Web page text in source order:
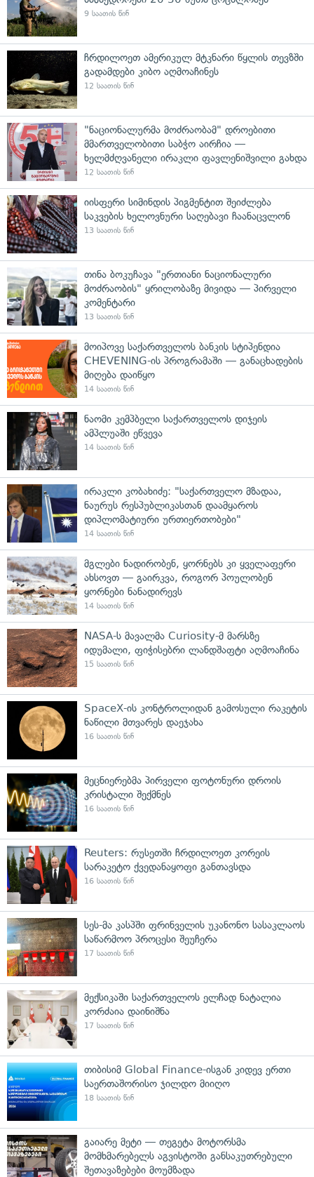
9 საათის წინ
ჩრდილოეთ ამერიკულ მტკნარი წყლის თევზში
გადამდები კიბო აღმოაჩინეს
12 საათის წინ
"ნაციონალურმა მოძრაობამ" დროებითი
მმართველობითი საბჭო აირჩია —
ხელმძღვანელი ირაკლი ფავლენიშვილი გახდა
12 საათის წინ
იისფერი სიმინდის პიგმენტით შეიძლება
საკვების ხელოვნური საღებავი ჩაანაცვლონ
13 საათის წინ
თინა ბოკუჩავა "ერთიანი ნაციონალური
მოძრაობის" ყრილობაზე მივიდა — პირველი
კომენტარი
13 საათის წინ
მოიპოვე საქართველოს ბანკის სტიპენდია
CHEVENING-ის პროგრამაში — განაცხადების
მიღება დაიწყო
14 საათის წინ
ნაომი კემპბელი საქართველოს დიჯეის
ამპლუაში ეწვევა
14 საათის წინ
ირაკლი კობახიძე: "საქართველო მზადაა,
ნაურუს რესპუბლიკასთან დაამყაროს
დიპლომატიური ურთიერთობები"
14 საათის წინ
მგლები ნადირობენ, ყორნებს კი ყველაფერი
ახსოვთ — გაირკვა, როგორ პოულობენ
ყორნები ნანადირევს
14 საათის წინ
NASA-ს მავალმა Curiosity-მ მარსზე
იდუმალი, ფიჭისებრი ლანდშაფტი აღმოაჩინა
15 საათის წინ
SpaceX-ის კონტროლიდან გამოსული რაკეტის
ნაწილი მთვარეს დაეჯახა
16 საათის წინ
მეცნიერებმა პირველი ფოტონური დროის
კრისტალი შექმნეს
16 საათის წინ
Reuters: რუსეთში ჩრდილოეთ კორეის
სარაკეტო ქვედანაყოფი განთავსდა
16 საათის წინ
სეს-მა კასპში ფრინველის უკანონო სასაკლაოს
საწარმოო პროცესი შეუჩერა
17 საათის წინ
მექსიკაში საქართველოს ელჩად ნატალია
კორძაია დაინიშნა
17 საათის წინ
თიბისიმ Global Finance-ისგან კიდევ ერთი
საერთაშორისო ჯილდო მიიღო
18 საათის წინ
გაიარე მეტი — თეგეტა მოტორსმა
მომხმარებელს აგვისტოში განსაკუთრებული
შეთავაზებები მოუმზადა